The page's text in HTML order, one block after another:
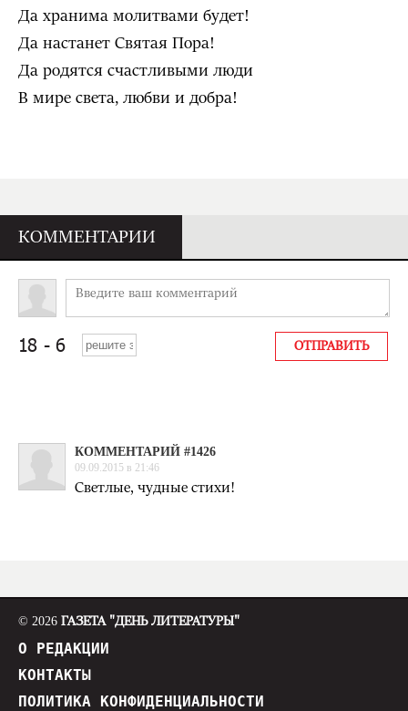
Да хранима молитвами будет!
Да настанет Святая Пора!
Да родятся счастливыми люди
В мире света, любви и добра!
КОММЕНТАРИИ
КОММЕНТАРИЙ #1426
09.09.2015 в 21:46
Светлые, чудные стихи!
© 2026 ГАЗЕТА "ДЕНЬ ЛИТЕРАТУРЫ"
О РЕДАКЦИИ
КОНТАКТЫ
ПОЛИТИКА КОНФИДЕНЦИАЛЬНОСТИ